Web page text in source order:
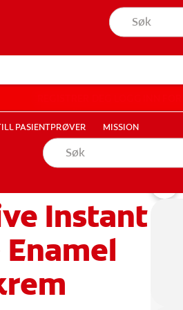
PASIENTPRØVER FOR FORBRUKERE
PASIENTPRØVER MISSION
Instant